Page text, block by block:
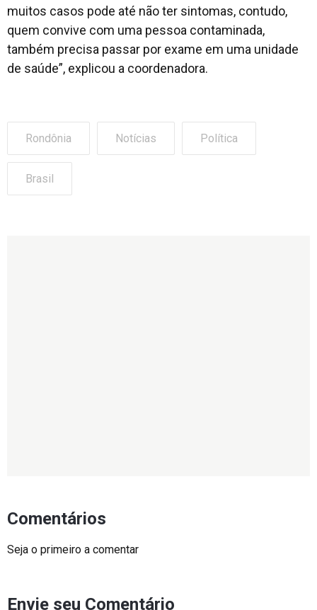
muitos casos pode até não ter sintomas, contudo,
quem convive com uma pessoa contaminada,
também precisa passar por exame em uma unidade
de saúde”, explicou a coordenadora.
Rondônia Notícias Política
Brasil
Comentários
Seja o primeiro a comentar
Envie seu Comentário